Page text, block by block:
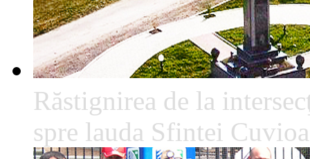
Răstignirea de la
spre lauda Sfintei